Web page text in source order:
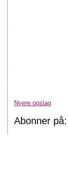
Nyere opslag
Abonner